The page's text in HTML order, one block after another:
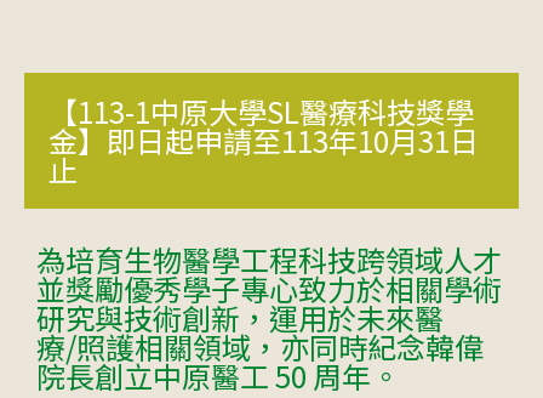
【113-1中原大學SL醫療科技獎學
金】即日起申請至113年10月31日
止
為培育生物醫學工程科技跨領域人才
並獎勵優秀學子專心致力於相關學術
研究與技術創新，運用於未來醫
療/照護相關領域，亦同時紀念韓偉
院長創立中原醫工 50 周年。